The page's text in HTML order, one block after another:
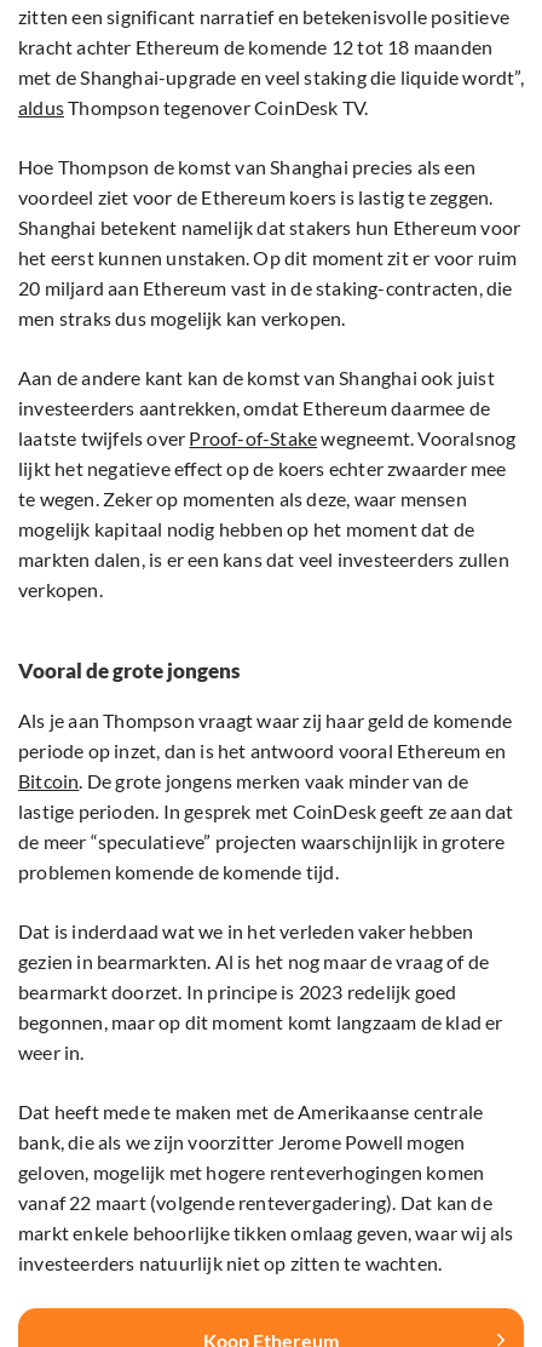
zitten een significant narratief en betekenisvolle positieve
kracht achter Ethereum de komende 12 tot 18 maanden
met de Shanghai-upgrade en veel staking die liquide wordt”,
aldusThompson tegenover CoinDesk TV.
Hoe Thompson de komst van Shanghai precies als een
voordeel ziet voor de Ethereum koers is lastig te zeggen.
Shanghai betekent namelijk dat stakers hun Ethereum voor
het eerst kunnen unstaken. Op dit moment zit er voor ruim
20 miljard aan Ethereum vast in de staking-contracten, die
men straks dus mogelijk kan verkopen.
Aan de andere kant kan de komst van Shanghai ook juist
investeerders aantrekken, omdat Ethereum daarmee de
laatste twijfels over Proof-of-Stakewegneemt. Vooralsnog
lijkt het negatieve effect op de koers echter zwaarder mee
te wegen. Zeker op momenten als deze, waar mensen
mogelijk kapitaal nodig hebben op het moment dat de
markten dalen, is er een kans dat veel investeerders zullen
verkopen.
Vooral de grote jongens
Als je aan Thompson vraagt waar zij haar geld de komende
periode op inzet, dan is het antwoord vooral Ethereum en
Bitcoin. De grote jongens merken vaak minder van de
lastige perioden. In gesprek met CoinDesk geeft ze aan dat
de meer “speculatieve” projecten waarschijnlijk in grotere
problemen komende de komende tijd.
Dat is inderdaad wat we in het verleden vaker hebben
gezien in bearmarkten. Al is het nog maar de vraag of de
bearmarkt doorzet. In principe is 2023 redelijk goed
begonnen, maar op dit moment komt langzaam de klad er
weer in.
Dat heeft mede te maken met de Amerikaanse centrale
bank, die als we zijn voorzitter Jerome Powell mogen
geloven, mogelijk met hogere renteverhogingen komen
vanaf 22 maart (volgende rentevergadering). Dat kan de
markt enkele behoorlijke tikken omlaag geven, waar wij als
investeerders natuurlijk niet op zitten te wachten.
Koop Ethereum